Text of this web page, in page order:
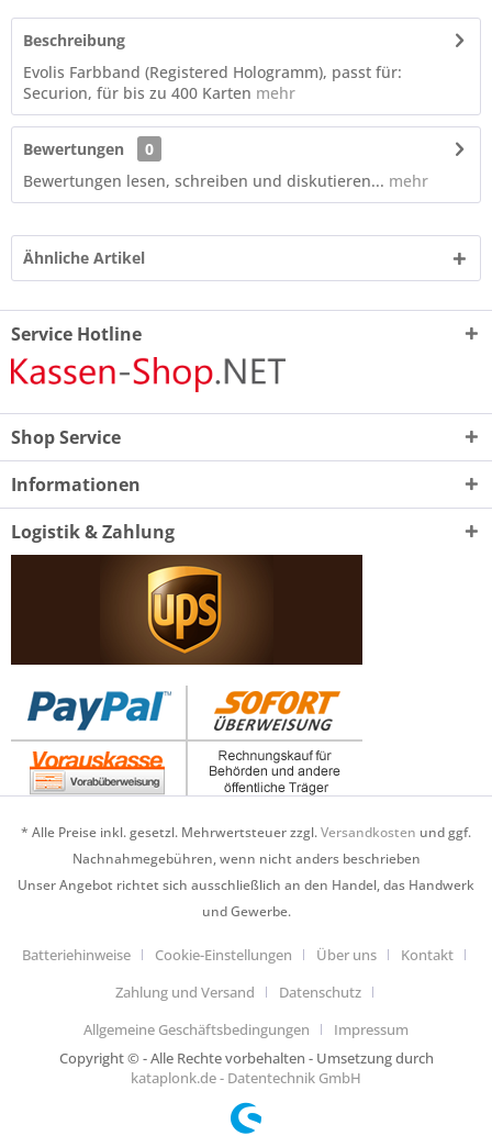
Beschreibung
Evolis Farbband (Registered Hologramm), passt für:
Securion, für bis zu 400 Karten mehr
Bewertungen
0
Bewertungen lesen, schreiben und diskutieren... mehr
Ähnliche Artikel
Service Hotline
Shop Service
Informationen
Logistik & Zahlung
* Alle Preise inkl. gesetzl. Mehrwertsteuer zzgl.Versandkosten und ggf.
Nachnahmegebühren, wenn nicht anders beschrieben
Unser Angebot richtet sich ausschließlich an den Handel, das Handwerk
und Gewerbe.
Batteriehinweise Cookie-Einstellungen Über uns
Kontakt
Zahlung und Versand
Datenschutz
Allgemeine Geschäftsbedingungen
Impressum
Copyright © - Alle Rechte vorbehalten - Umsetzung durch
kataplonk.de - Datentechnik GmbH